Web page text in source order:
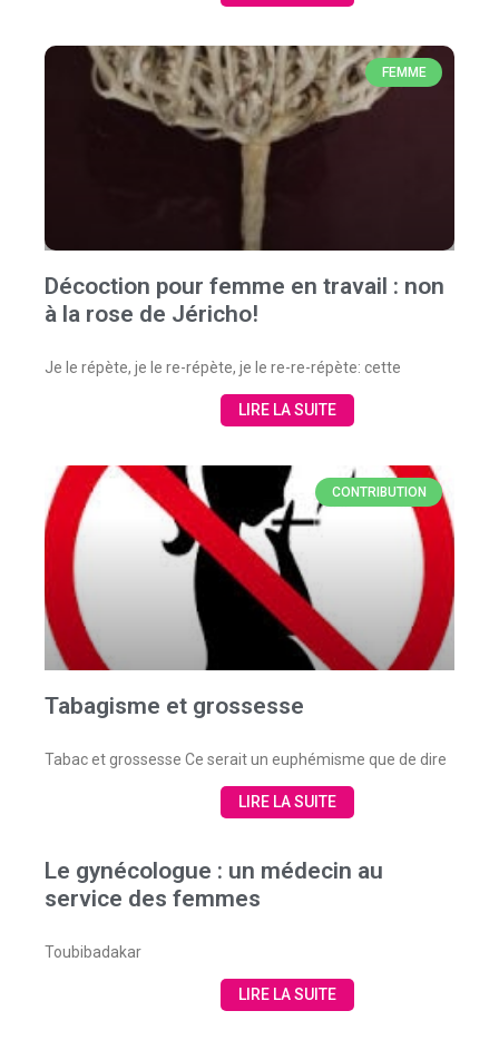
FEMME
Décoction pour femme en travail : non
à la rose de Jéricho!
Je le répète, je le re-répète, je le re-re-répète: cette
LIRE LA SUITE
CONTRIBUTION
Tabagisme et grossesse
Tabac et grossesse Ce serait un euphémisme que de dire
LIRE LA SUITE
Le gynécologue : un médecin au
service des femmes
Toubibadakar
LIRE LA SUITE